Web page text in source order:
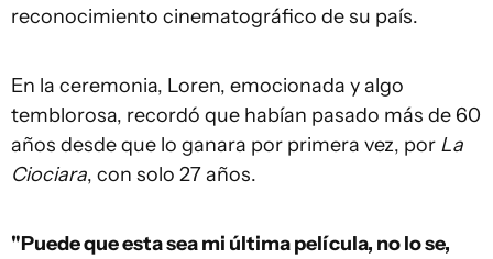
reconocimiento cinematográfico de su país.
En la ceremonia, Loren, emocionada y algo
temblorosa, recordó que habían pasado más de 60
años desde que lo ganara por primera vez, por La
Ciociara, con solo 27 años.
"Puede que esta sea mi última película, no lo se,